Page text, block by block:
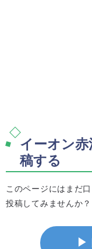
イーオン
稿する
このページにはまだ
投稿してみませんか？
▶